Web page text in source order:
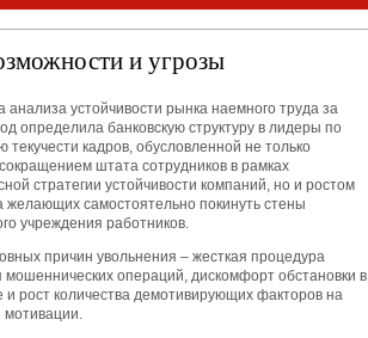
и угрозы
анализа устойчивости рынка наемного труда за
определила банковскую структуру в лидеры по
текучести кадров, обусловленной не только
штата сотрудников в рамках
стратегии устойчивости компаний, но и ростом
желающих самостоятельно покинуть стены
учреждения работников.
причин увольнения – жесткая процедура
мошеннических операций, дискомфорт обстановки в
и рост количества демотивирующих факторов на
мотивации.